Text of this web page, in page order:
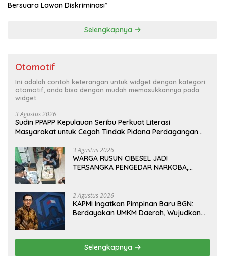
Bersuara Lawan Diskriminasi*
Selengkapnya
Otomotif
Ini adalah contoh keterangan untuk widget dengan kategori
otomotif, anda bisa dengan mudah memasukkannya pada
widget.
3 Agustus 2026
Sudin PPAPP Kepulauan Seribu Perkuat Literasi
Masyarakat untuk Cegah Tindak Pidana Perdagangan
3 Agustus 2026
WARGA RUSUN CIBESEL JADI
TERSANGKA PENGEDAR NARKOBA,
2 Agustus 2026
KAPMI Ingatkan Pimpinan Baru BGN:
Berdayakan UMKM Daerah, Wujudkan
Selengkapnya